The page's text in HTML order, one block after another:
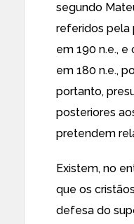
segundo
referidos pela
em 190 n.e.,
em 180 n.e.,
portanto,
posteriores
pretendem
Existem, no
que os
defesa do